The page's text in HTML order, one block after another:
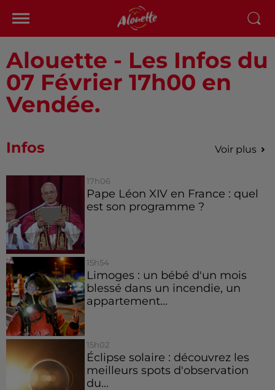
Alouette - Les Infos du
07 Février 17h00 en
Vendée.
Infos Voir plus
17h06
Pape Léon XIV en France : quel
est son programme ?
15h54
Limoges : un bébé d'un mois
blessé dans un incendie, un
appartement...
15h02
Éclipse solaire : découvrez les
meilleurs spots d'observation
du...